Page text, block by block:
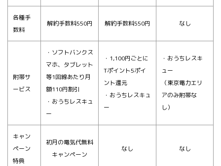
各種手
数料
解約手数料550円 解約手数料550円 なし
附帯サ
ービス
・ソフトバンクス
マホ、タブレット
等1回線あたり月
額110円割引
・おうちレスキュ
ー
・1,100円ごとに
Tポイント5ポイ
ント還元
・おうちレスキュ
ー
・おうちレスキ
ュー
（東京電力エリ
アのみ附帯な
し）
キャン
ペーン
特典
初月の電気代無料
キャンペーン
なし なし